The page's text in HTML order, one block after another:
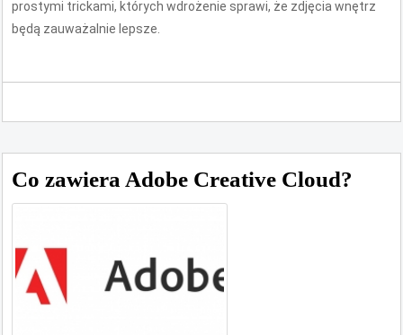
prostymi trickami, których wdrożenie sprawi, że zdjęcia wnętrz
będą zauważalnie lepsze.
Co zawiera Adobe Creative Cloud?